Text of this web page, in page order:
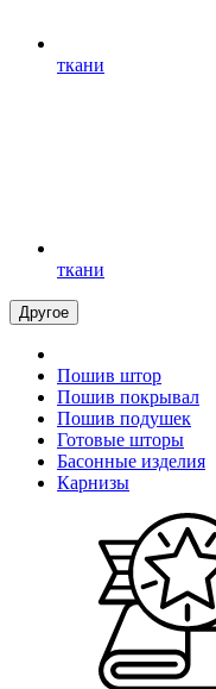
ткани
ткани
Другое
Пошив штор
Пошив покрывал
Пошив подушек
Готовые шторы
Басонные изделия
Карнизы